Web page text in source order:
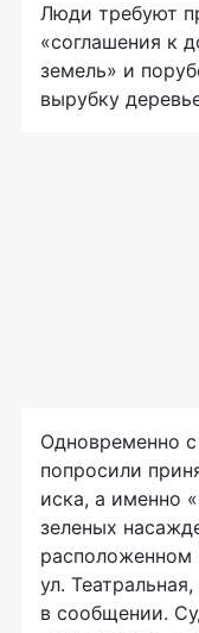
Люди требуют
«соглашения к
земель» и
вырубку
Одновременно
попросили
иска, а именно
зеленых
расположенном
ул.
в сообщении.